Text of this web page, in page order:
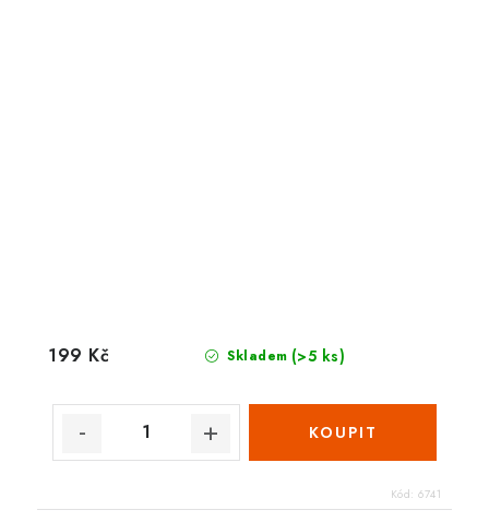
Skladem (>5 ks)
199 Kč
Kód: 6741